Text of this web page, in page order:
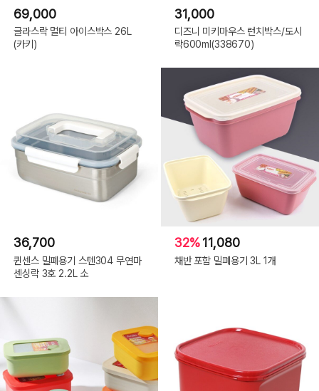
69,000
글라스락 멀티 아이스박스 26L
(카키)
31,000
디즈니 미키마우스 런치박스/도시
락600ml(338670)
36,700
퀸센스 밀폐용기 스텐304 무연마
센싱락 3호 2.2L 소
32%11,080
채반 포함 밀폐용기 3L 1개